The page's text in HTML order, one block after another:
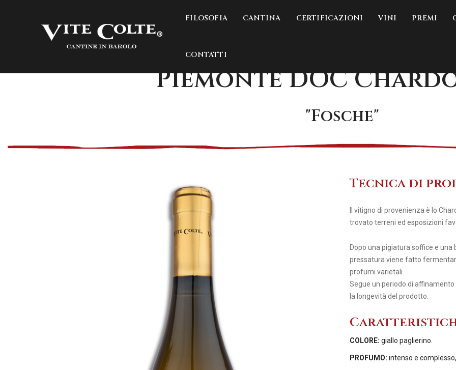
FILOSOFIA CANTINA CERTIFICAZIONI VINI PREMI
CONTATTI
Piemonte DOC
"Fosche"
Tecnica di
Il vitigno di provenienza è lo
trovato terreni ed esposizioni
Dopo una pigiatura soffice e
pressatura viene fatto
profumi varietali.
Segue un periodo di
la longevità del prodotto.
COLORE: giallo paglierino.
PROFUMO: intenso e